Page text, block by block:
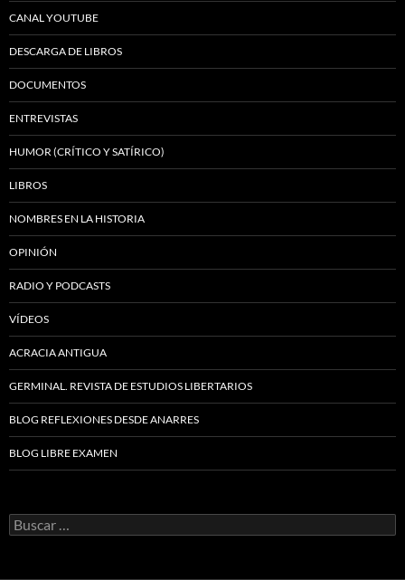
CANAL YOUTUBE
DESCARGA DE LIBROS
DOCUMENTOS
ENTREVISTAS
HUMOR (CRÍTICO Y SATÍRICO)
LIBROS
NOMBRES EN LA HISTORIA
OPINIÓN
RADIO Y PODCASTS
VÍDEOS
ACRACIA ANTIGUA
GERMINAL. REVISTA DE ESTUDIOS LIBERTARIOS
BLOG REFLEXIONES DESDE ANARRES
BLOG LIBRE EXAMEN
Buscar: